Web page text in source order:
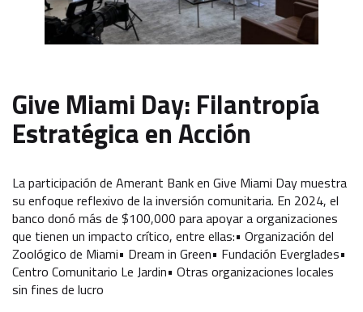
Give Miami Day: Filantropía
Estratégica en Acción
La participación de Amerant Bank en Give Miami Day muestra
su enfoque reflexivo de la inversión comunitaria. En 2024, el
banco donó más de $100,000 para apoyar a organizaciones
que tienen un impacto crítico, entre ellas:• Organización del
Zoológico de Miami• Dream in Green• Fundación Everglades•
Centro Comunitario Le Jardin• Otras organizaciones locales
sin fines de lucro